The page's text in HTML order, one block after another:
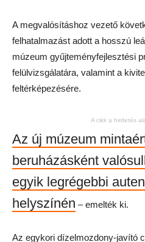
A megvalósításhoz vezető
felhatalmazást adott a hosszú
múzeum gyűjteményfejlesztési
felülvizsgálatára, valamint a
feltérképezésére.
A cikk a hirdetés
Az új múzeum
beruházásként
egyik legrégebbi
helyszínén – emelték ki.
Az egykori dízelmozdony-javító